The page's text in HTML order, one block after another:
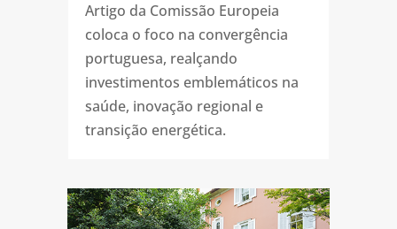
Artigo da Comissão Europeia
coloca o foco na convergência
portuguesa, realçando
investimentos emblemáticos na
saúde, inovação regional e
transição energética.